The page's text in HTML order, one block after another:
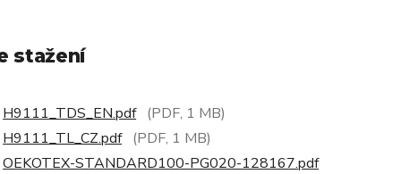
stažení
H9111_TDS_EN.pdf (PDF, 1 MB)
H9111_TL_CZ.pdf (PDF, 1 MB)
OEKOTEX-STANDARD100-PG020-128167.pdf